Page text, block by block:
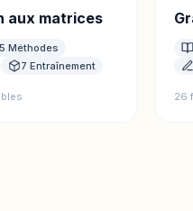
aux matrices
5 Méthodes
7 Entraînement
26